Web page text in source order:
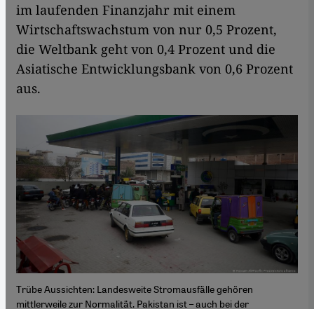
im laufenden Finanzjahr mit einem
Wirtschaftswachstum von nur 0,5 Prozent,
die Weltbank geht von 0,4 Prozent und die
Asiatische Entwicklungsbank von 0,6 Prozent
aus.
Trübe Aussichten: Landesweite Stromausfälle gehören
mittlerweile zur Normalität. Pakistan ist – auch bei der